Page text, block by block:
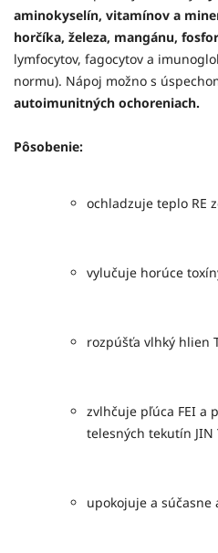
aminokyselín, vitamínov a
horčíka, železa, mangánu,
lymfocytov, fagocytov a
normu). Nápoj možno s
autoimunitných ochoreniach.
Pôsobenie:
ochladzuje teplo RE
vylučuje horúce
rozpúšťa vlhký hlien
zvlhčuje pľúca FEI a
telesných tekutín JIN
upokojuje a súčasne